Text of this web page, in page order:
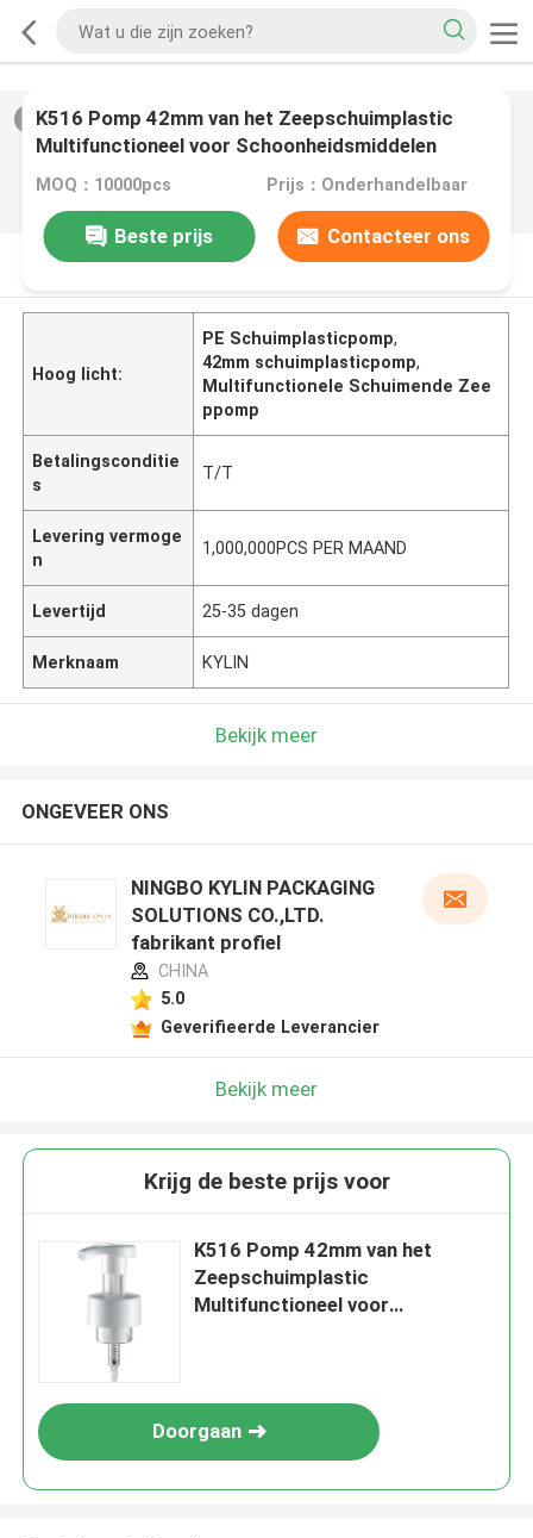
/0
K516 Pomp 42mm van het Zeepschuimplastic
Multifunctioneel voor Schoonheidsmiddelen
MOQ：10000pcs Prijs：Onderhandelbaar
Beste prijs
Contacteer ons
PRODUCTOMSCHRIJVING
Hoog licht:
PE Schuimplasticpomp,
42mm schuimplasticpomp,
Multifunctionele Schuimende Zee
ppomp
Betalingsconditie
s
T/T
Levering vermoge
n
1,000,000PCS PER MAAND
Levertijd 25-35 dagen
Merknaam KYLIN
Bekijk meer
ONGEVEER ONS
NINGBO KYLIN PACKAGING
SOLUTIONS CO.,LTD.
fabrikant profiel
CHINA
5.0
Geverifieerde Leverancier
Bekijk meer
Krijg de beste prijs voor
K516 Pomp 42mm van het
Zeepschuimplastic
Multifunctioneel voor
Doorgaan